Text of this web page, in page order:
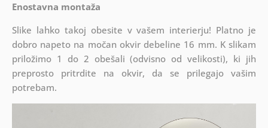
Enostavna montaža
Slike lahko takoj obesite v vašem interierju! Platno je
dobro napeto na močan okvir debeline 16 mm. K slikam
priložimo 1 do 2 obešali (odvisno od velikosti), ki jih
preprosto pritrdite na okvir, da se prilegajo vašim
potrebam.